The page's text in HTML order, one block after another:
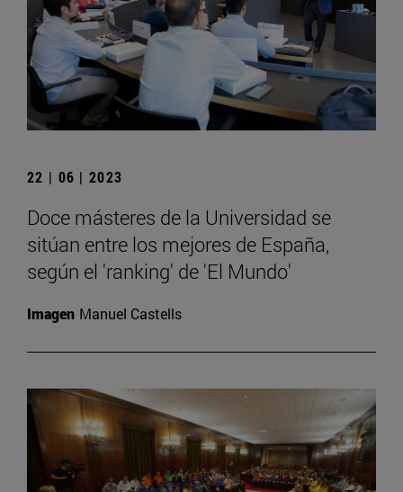
22 | 06 | 2023
Doce másteres de la Universidad se
sitúan entre los mejores de España,
según el 'ranking' de 'El Mundo'
Imagen Manuel Castells